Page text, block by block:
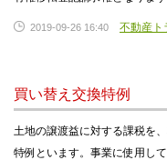
2019-09-26 16:40 不動産ト
買い替え交換特例
土地の譲渡益に対する課税を
特例といます。事業に使用し